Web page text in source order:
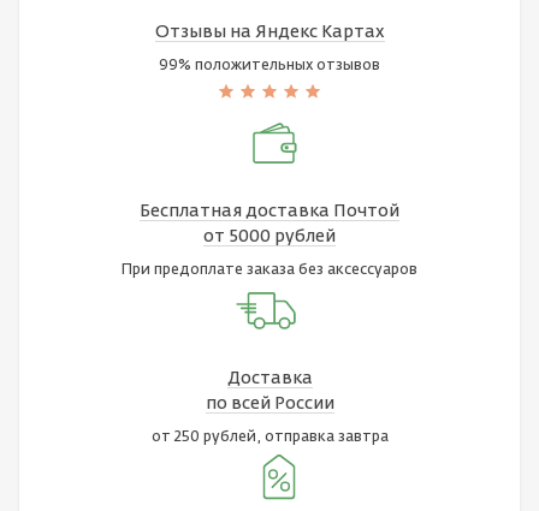
Отзывы на Яндекс Картах
99% положительных отзывов
Бесплатная доставка Почтой
от 5000 рублей
При предоплате заказа без аксессуаров
Доставка
по всей России
от 250 рублей, отправка завтра